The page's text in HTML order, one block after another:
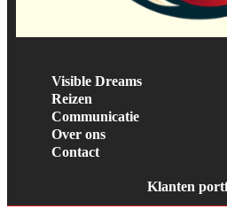
Visible Dreams
Reizen
Communicatie
Over ons
Contact
Klanten